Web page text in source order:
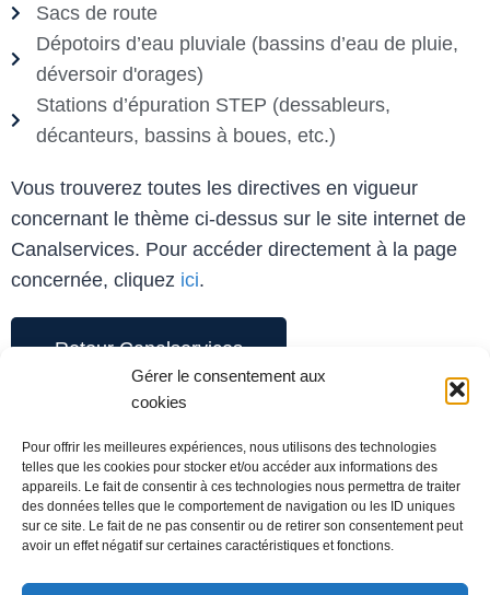
Gérer le consentement aux
cookies
Pour offrir les meilleures expériences, nous utilisons des technologies
telles que les cookies pour stocker et/ou accéder aux informations des
appareils. Le fait de consentir à ces technologies nous permettra de traiter
des données telles que le comportement de navigation ou les ID uniques
sur ce site. Le fait de ne pas consentir ou de retirer son consentement peut
avoir un effet négatif sur certaines caractéristiques et fonctions.
Sacs de route
Dépotoirs d’eau pluviale (bassins d’eau de pluie,
déversoir d'orages)
Stations d’épuration STEP (dessableurs,
décanteurs, bassins à boues, etc.)
Vous trouverez toutes les directives en vigueur
concernant le thème ci-dessus sur le site internet de
Canalservices. Pour accéder directement à la page
concernée, cliquez ici.
Retour Canalservices
Ch. du Grandsonnet 3
1422 Grandson
Exploitation
Zone Industrielle La Poissine 14
1422 Grandson